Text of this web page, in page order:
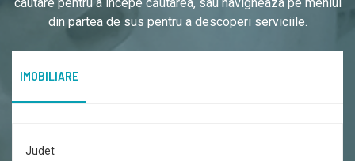
cautare pentru a începe căutarea, sau navigheaza pe meniul
din partea de sus pentru a descoperi serviciile.
IMOBILIARE
Judet